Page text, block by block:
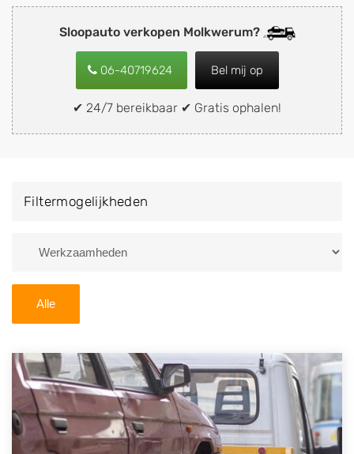
Sloopauto verkopen Molkwerum?
06-40719624 Bel mij op
✔ 24/7 bereikbaar ✔ Gratis ophalen!
onderdelen of in de inkoop van sloopauto's,
schadeauto's en tweedehands auto's (ook zonder apk
keuring). Wilt u uw auto, camper, vrachtwagen, motor
of brommobiel snel en eenvoudig verkopen aan een
demontagebedrijf in de buurt, deze zelf wegbrengen
naar de sloop of deze liever laten ophalen op een
van Molkwerum en ontvang een vergoeding voor uw
Zoekt u liever naar een sloperij in een andere plaats of
U kunt er ook voor kiezen om direct uw sloopauto te
verkopen en op te laten halen door de Sloopauto
Ophaaldienst van Autosloperijen.nl. Wij kunnen uw
auto gratis ophalen in Molkwerum. Neem telefonisch
contact op of maak een terugbelafspraak. Wilt u
Filtermogelijkheden
Alle